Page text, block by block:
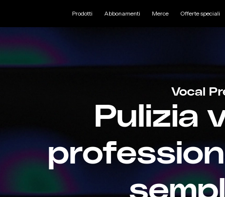
Prodotti Abbonamenti Merce Offerte speciali
Vocal
Pulizia